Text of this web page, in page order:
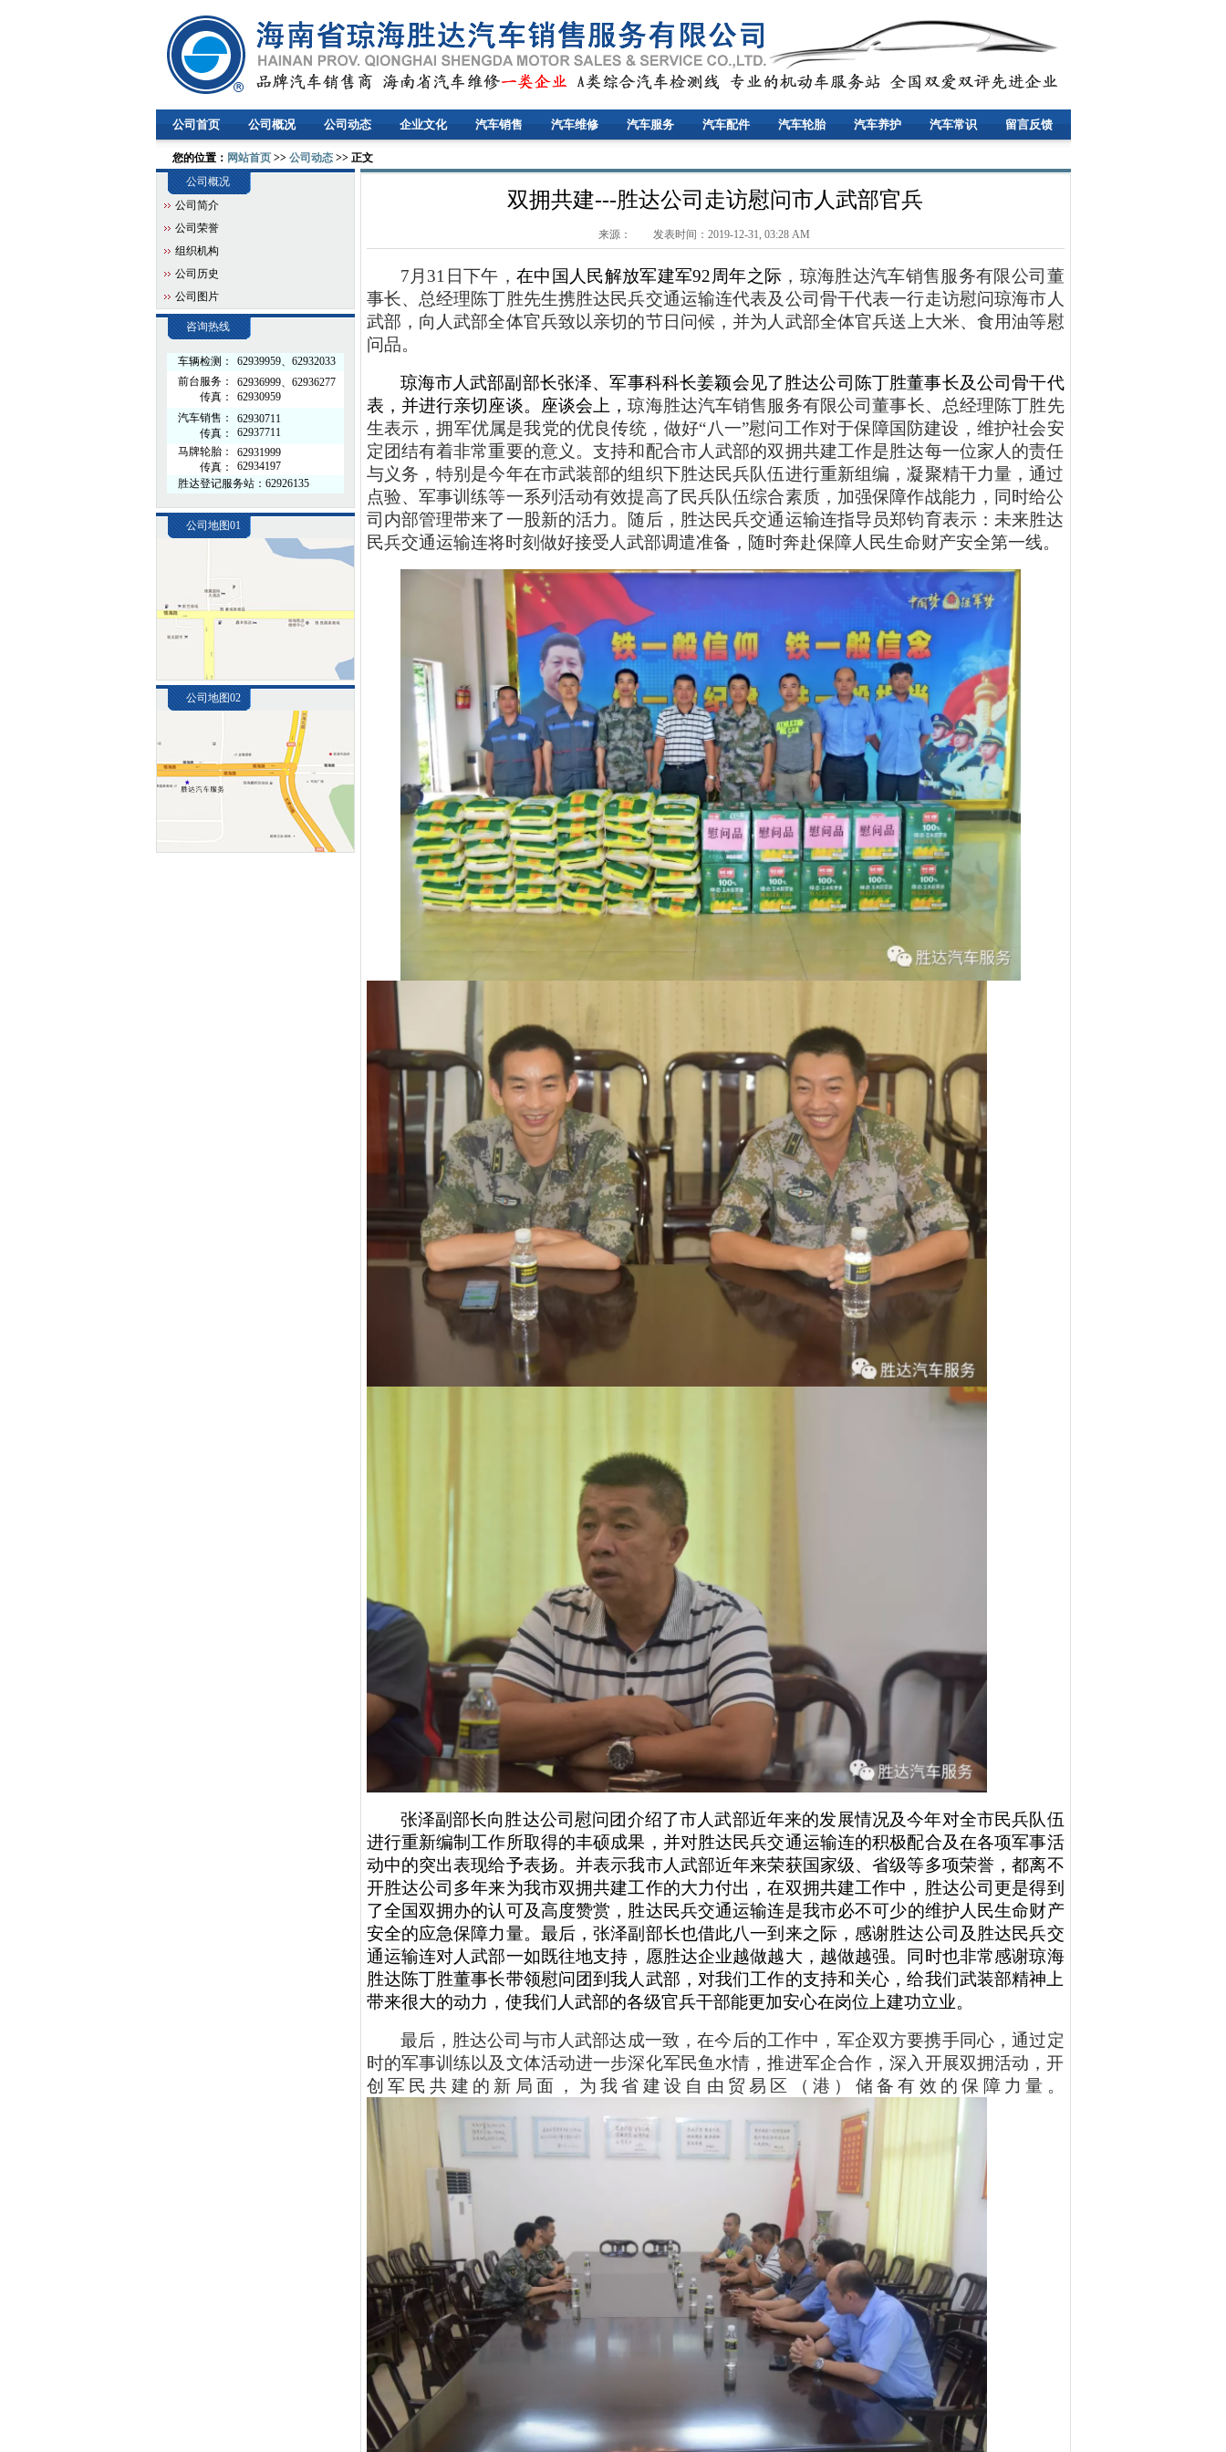
公司首页 公司概况 公司动态 企业文化 汽车销售 汽车维修 汽车服务 汽车配件 汽车轮胎 汽车养护 汽车常识 留言反馈
您的位置： 网站首页>> 公司动态>> 正文
公司概况
公司简介
公司荣誉
组织机构
公司历史
公司图片
咨询热线
车辆检测：
62939959、62932033
前台服务：
传真：
62936999、62936277
62930959
汽车销售：
传真：
62930711
62937711
马牌轮胎：
传真：
62931999
62934197
胜达登记服务站：62926135
公司地图01
公司地图02
双拥共建---胜达公司走访慰问市人武部官兵
来源： 发表时间：2019-12-31, 03:28 AM
7月31日下午， 在中国人民解放军建军92周年之际 ， 琼海胜达汽车销售服务有限公司董
事长、总经理陈丁胜先生携胜达民兵交通运输连代表及公司骨干代表一行走访慰问琼海市人
武部，向人武部全体官兵致以亲切的节日 问候， 并为人武部全体官兵送上大米、食用油等慰
问品。
琼海市人武部副 部长张泽、军事科科长姜颖会见了胜达公司陈丁胜董事长及公司骨干代
表，并进行亲切座谈。
座谈会上，琼海胜达汽车销售服务有限公司董事长、总经理陈丁胜先
生表示，拥军优属是我党的优良传统，做好“八一”慰问工作对于保障国防建设，维护社会安
定团结有着非常重要的意义。支持和配合市人武部的双拥共建工作是胜达每一位家人的责任
与义务，特别是今年在市武装部的组织下胜达民兵队伍进行重新组编，凝聚精干力量，通过
点验、军事训练等一系列活动有效提高了民兵队伍综合素质，加强保障作战能力，同时给公
司内部管理带来了一股新的活力。随后，胜达民兵交通运输连指导员郑钧育表示：未来胜达
民兵交通运输连将时刻做好接受人武部调遣准备，随时奔赴保障人民生命财产安全第一线。
张泽副部长向胜达公司慰问团介绍了市人武部近年来的发展情况及今年对全市民兵队伍
进行重新编制工作所取得的丰硕成果 ，并对胜达民兵交通运输连的积极配合及在各项军事活
动中的突出表现给予表扬。 并表示我市人武部近年来荣获国家级、省级等多项荣誉，都离不
开胜达公司多年来为我市双拥共建工作的大力付出 ，在双拥共建工作中，胜达公司 更是得到
了全国双拥办的认可及高度赞赏， 胜达民兵交通运输连是我市必不可少的维护人民生命财产
安全的应急保障力量。最后，张泽副部长也借此八一到来之际，感谢胜达公司及胜达民兵交
通运输连对人武部一如既往地支持，愿胜达企业越做越大，越做越强。
同时也非常感谢琼海
胜达陈丁胜董事长带领慰问团到我人武部，对我们工作的支持和关心，给我们武装部精神上
带来很大的动力，使我们人武部的各级官兵干部能更加安心在岗位上建功立业。
最后，胜达公司与市人武部达成一致，在今后的工作中，军企双方要携手同心，通过定
时的军事训练以及文体活动进一步深化军民鱼水情，推进军企合作，深入开展双拥活动，开
创军民共建的新局面，为我省建设自由贸易区（港）储备有效的保障力量。